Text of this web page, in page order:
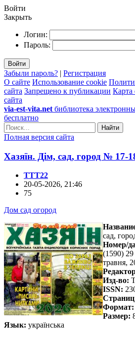
Войти
Закрыть
Логин:
Пароль:
Войти
Забыли пароль? | Регистрация
О сайте Использование cookie
сайта Запрещено к публикации Карта
сайта
via-est-vita.net библиотека
бесплатно
Найти
Полная версия сайта
Хазяїн. Дім, сад, город № 17-
TTT22
20-05-2026, 21:46
75
Дом сад огород
сад,
Номер/
(1590) 29
травня,
Изд-во:
ISSN:
Формат:
Размер:
Язык: українська